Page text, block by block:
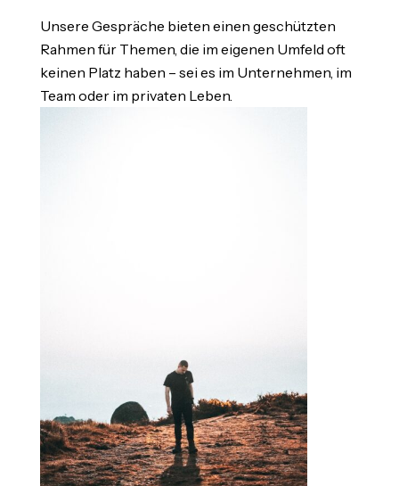
Unsere Gespräche bieten einen geschützten
Rahmen für Themen, die im eigenen Umfeld oft
keinen Platz haben – sei es im Unternehmen, im
Team oder im privaten Leben.